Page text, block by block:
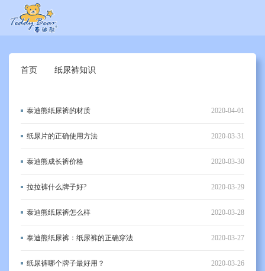
首页 纸尿裤知识
泰迪熊纸尿裤的材质 2020-04-01
纸尿片的正确使用方法 2020-03-31
泰迪熊成长裤价格 2020-03-30
拉拉裤什么牌子好? 2020-03-29
泰迪熊纸尿裤怎么样 2020-03-28
泰迪熊纸尿裤：纸尿裤的正确穿法 2020-03-27
纸尿裤哪个牌子最好用？ 2020-03-26